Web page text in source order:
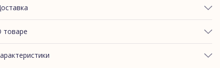
товаре
ТАЛИИ: 65-71
ЯГОДИЦ: 90-95